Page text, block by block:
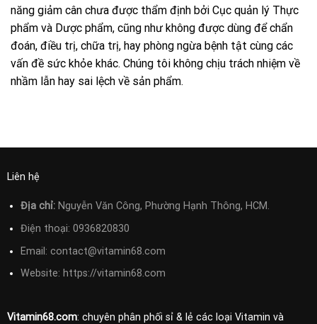
năng giảm cân chưa được thẩm định bởi Cục quản lý Thực
phẩm và Dược phẩm, cũng như không được dùng để chẩn
đoán, điều trị, chữa trị, hay phòng ngừa bệnh tật cùng các
vấn đề sức khỏe khác. Chúng tôi không chịu trách nhiệm về
nhầm lẫn hay sai lệch về sản phẩm.
Liên hệ
Địa chỉ:Nguyễn Văn Công, Phường Hạnh Thông, HCM.
Điện thoại: 0936820830
Email: contact@vitamin68.com
Website: https://vitamin68.com
Vitamin68.com: chuyên phân phối sỉ & lẻ các loại Vitamin và